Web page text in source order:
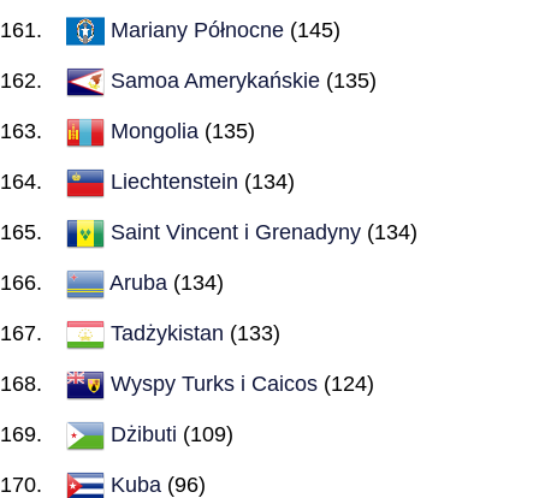
Mariany Północne (145)
Samoa Amerykańskie (135)
Mongolia (135)
Liechtenstein (134)
Saint Vincent i Grenadyny (134)
Aruba (134)
Tadżykistan (133)
Wyspy Turks i Caicos (124)
Dżibuti (109)
Kuba (96)